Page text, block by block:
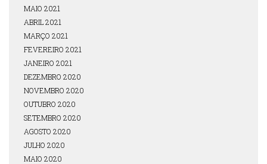
MAIO 2021
ABRIL 2021
MARÇO 2021
FEVEREIRO 2021
JANEIRO 2021
DEZEMBRO 2020
NOVEMBRO 2020
OUTUBRO 2020
SETEMBRO 2020
AGOSTO 2020
JULHO 2020
MAIO 2020